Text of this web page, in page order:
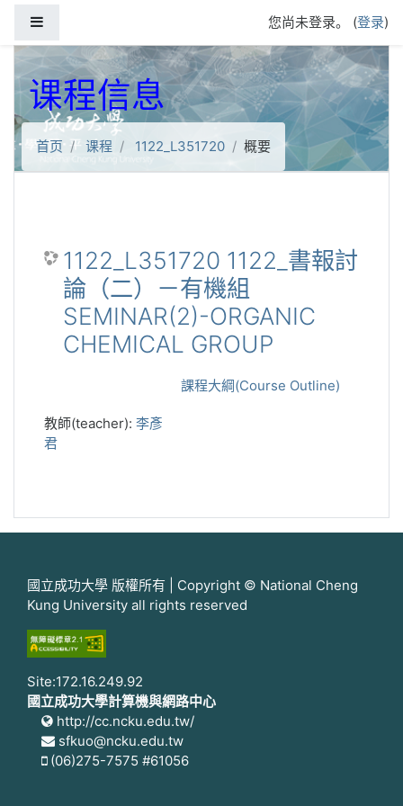
您尚未登录。 (登录)
课程信息
首页 课程 1122_L351720 概要
1122_L351720 1122_書報討
論（二）－有機組
SEMINAR(2)-ORGANIC
CHEMICAL GROUP
課程大綱(Course Outline)
教師(teacher): 李彥
君
國立成功大學 版權所有 | Copyright © National Cheng
Kung University all rights reserved
Site:172.16.249.92
國立成功大學計算機與網路中心
http://cc.ncku.edu.tw/
sfkuo@ncku.edu.tw
(06)275-7575 #61056